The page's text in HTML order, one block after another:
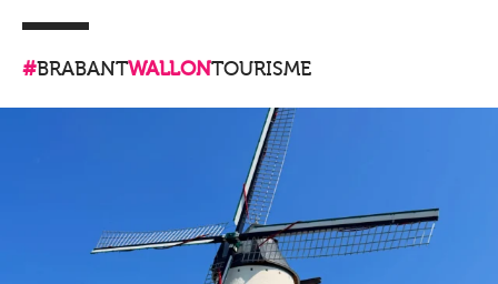
#BRABANTWALLONTOURISME